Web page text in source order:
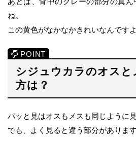
ね。
この黄色がなかなかきれいなんですよ
シジュウカラのオスと
方は？
パッと見はオスもメスも同じように見
でも、よく見ると違う部分があります